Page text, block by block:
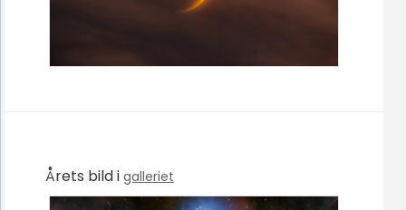
Årets bild i galleriet